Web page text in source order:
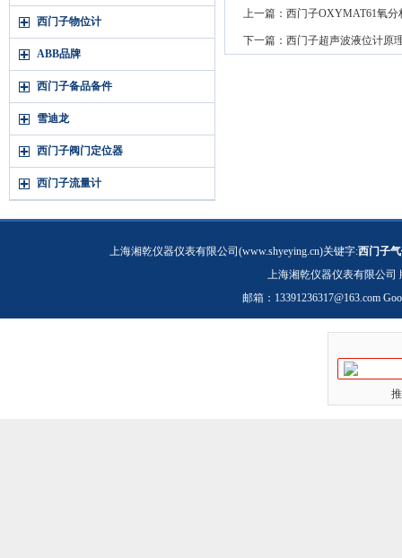
西门子物位计
ABB品牌
西门子备品备件
雪迪龙
西门子阀门定位器
西门子流量计
上一篇： 西门子OXYMAT61氧
下一篇： 西门子超声波液位计原
上海湘乾仪器仪表有限公司(www.shyeying.cn)关键字:西门子
上海湘乾仪器仪表有限公司
邮箱： 13391236317@163.com